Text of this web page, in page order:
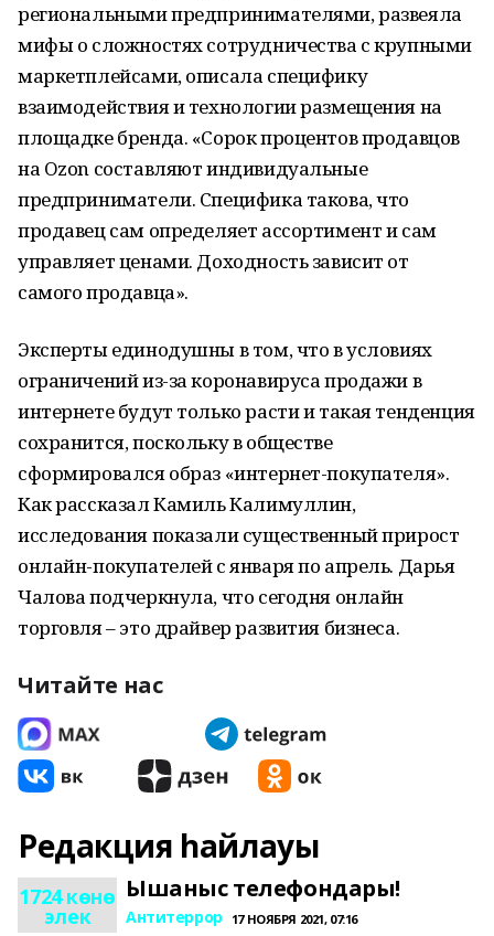
региональными предпринимателями, развеяла
мифы о сложностях сотрудничества с крупными
маркетплейсами, описала специфику
взаимодействия и технологии размещения на
площадке бренда. «Сорок процентов продавцов
на Ozon составляют индивидуальные
предприниматели. Специфика такова, что
продавец сам определяет ассортимент и сам
управляет ценами. Доходность зависит от
самого продавца».
Эксперты единодушны в том, что в условиях
ограничений из-за коронавируса продажи в
интернете будут только расти и такая тенденция
сохранится, поскольку в обществе
сформировался образ «интернет-покупателя».
Как рассказал Камиль Калимуллин,
исследования показали существенный прирост
онлайн-покупателей с января по апрель. Дарья
Чалова подчеркнула, что сегодня онлайн
торговля – это драйвер развития бизнеса.
Читайте нас
Редакция һайлауы
1724 көнө
элек
Ышаныс телефондары!
Антитеррор 17 НОЯБРЯ 2021, 07:16